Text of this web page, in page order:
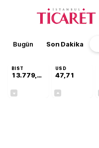
Bugün Son Dakika
BIST
13.779,39
USD
47,71